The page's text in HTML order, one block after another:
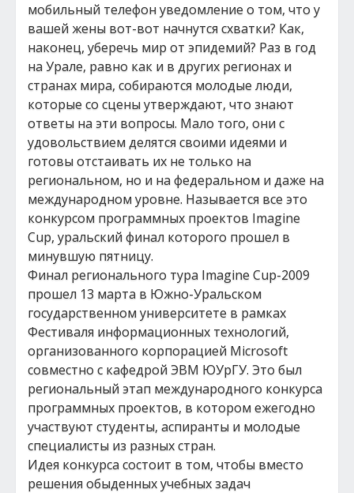
мобильный телефон уведомление о том, что у
вашей жены вот-вот начнутся схватки? Как,
наконец, уберечь мир от эпидемий? Раз в год
на Урале, равно как и в других регионах и
странах мира, собираются молодые люди,
которые со сцены утверждают, что знают
ответы на эти вопросы. Мало того, они с
удовольствием делятся своими идеями и
готовы отстаивать их не только на
региональном, но и на федеральном и даже на
международном уровне. Называется все это
конкурсом программных проектов Imagine
Cup, уральский финал которого прошел в
минувшую пятницу.
Финал регионального тура Imagine Cup-2009
прошел 13 марта в Южно-Уральском
государственном университете в рамках
Фестиваля информационных технологий,
организованного корпорацией Microsoft
совместно с кафедрой ЭВМ ЮУрГУ. Это был
региональный этап международного конкурса
программных проектов, в котором ежегодно
участвуют студенты, аспиранты и молодые
специалисты из разных стран.
Идея конкурса состоит в том, чтобы вместо
решения обыденных учебных задач